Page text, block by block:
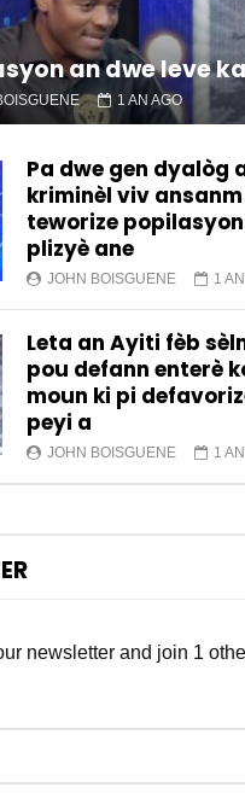
1 AN AGO
Pa dwe gen dyalòg
kriminèl viv ansanm
teworize
plizyè ane
JOHN BOISGUENE 1
Leta an Ayiti fèb
pou defann enterè
moun ki pi
peyi a
JOHN BOISGUENE 1
newsletter and join 1